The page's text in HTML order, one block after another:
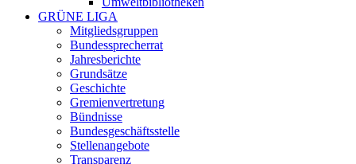
GRÜNE LIGA
Mitgliedsgruppen
Bundessprecherrat
Jahresberichte
Grundsätze
Geschichte
Gremienvertretung
Bündnisse
Bundesgeschäftsstelle
Stellenangebote
Transparenz